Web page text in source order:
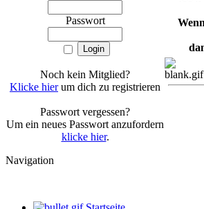
Passwort
Noch kein Mitglied?
Klicke hierum dich zu registrieren
Passwort vergessen?
Um ein neues Passwort anzufordern
klicke hier.
Navigation